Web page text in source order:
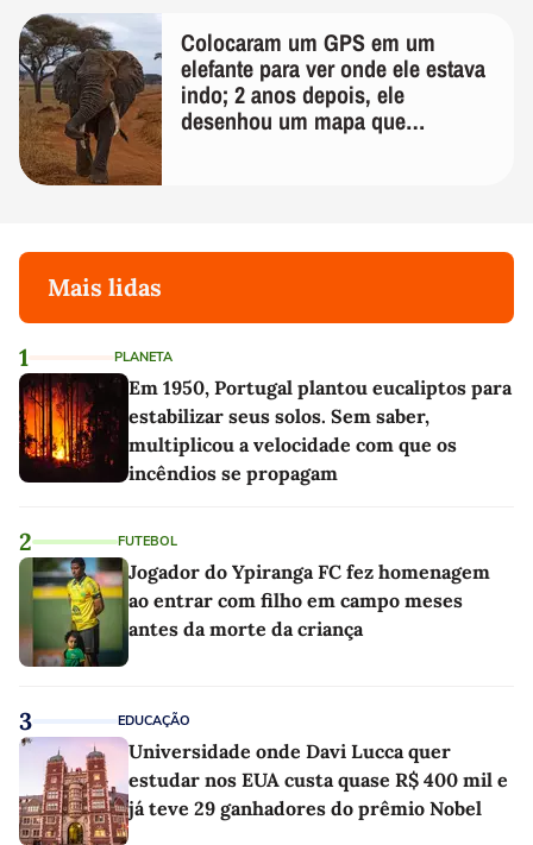
Colocaram um GPS em um
elefante para ver onde ele estava
indo; 2 anos depois, ele
desenhou um mapa que
Mais lidas
1 PLANETA
Em 1950, Portugal plantou eucaliptos para
estabilizar seus solos. Sem saber,
multiplicou a velocidade com que os
incêndios se propagam
2 FUTEBOL
Jogador do Ypiranga FC fez homenagem
ao entrar com filho em campo meses
antes da morte da criança
3 EDUCAÇÃO
Universidade onde Davi Lucca quer
estudar nos EUA custa quase R$ 400 mil e
já teve 29 ganhadores do prêmio Nobel